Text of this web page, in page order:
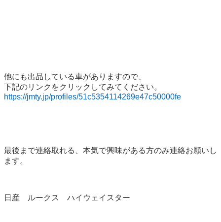
他にも出品している車がありますので、
https://jmty.jp/profiles/51c5354114269e47c50000fe
最後まで連絡取れる、本気で興味がある方のみ連絡お願いし
ます。
日産　ルークス　ハイウェイスター